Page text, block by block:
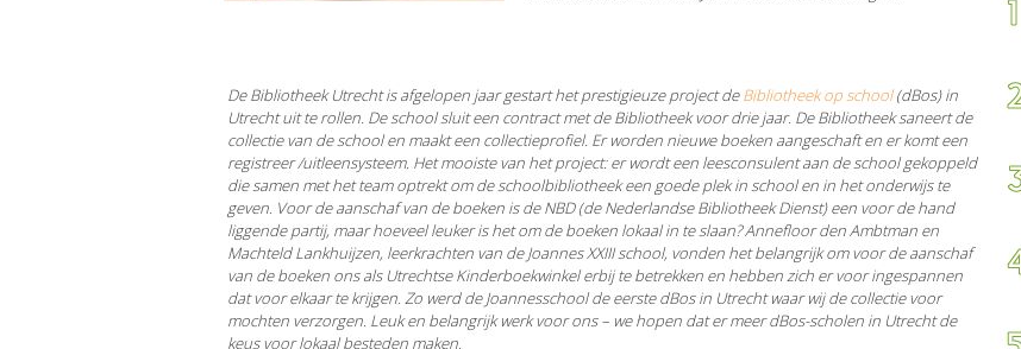
De Bibliotheek Utrecht is afgelopen jaar gestart het prestigieuze project deBibliotheek op school(dBos) in
Utrecht uit te rollen. De school sluit een contract met de Bibliotheek voor drie jaar. De Bibliotheek saneert de
collectie van de school en maakt een collectieprofiel. Er worden nieuwe boeken aangeschaft en er komt een
registreer /uitleensysteem. Het mooiste van het project: er wordt een leesconsulent aan de school gekoppeld
die samen met het team optrekt om de schoolbibliotheek een goede plek in school en in het onderwijs te
geven. Voor de aanschaf van de boeken is de NBD (de Nederlandse Bibliotheek Dienst) een voor de hand
liggende partij, maar hoeveel leuker is het om de boeken lokaal in te slaan? Annefloor den Ambtman en
Machteld Lankhuijzen, leerkrachten van de Joannes XXIII school, vonden het belangrijk om voor de aanschaf
van de boeken ons als Utrechtse Kinderboekwinkel erbij te betrekken en hebben zich er voor ingespannen
dat voor elkaar te krijgen. Zo werd de Joannesschool de eerste dBos in Utrecht waar wij de collectie voor
mochten verzorgen. Leuk en belangrijk werk voor ons – we hopen dat er meer dBos-scholen in Utrecht de
keus voor lokaal besteden maken.